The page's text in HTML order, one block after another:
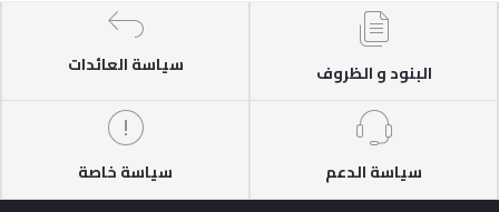
البنود و الظروف سياسة العائدات
سياسة الدعم سياسة خاصة